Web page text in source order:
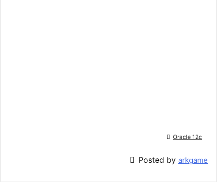
 Oracle 12c
 Posted by arkgame